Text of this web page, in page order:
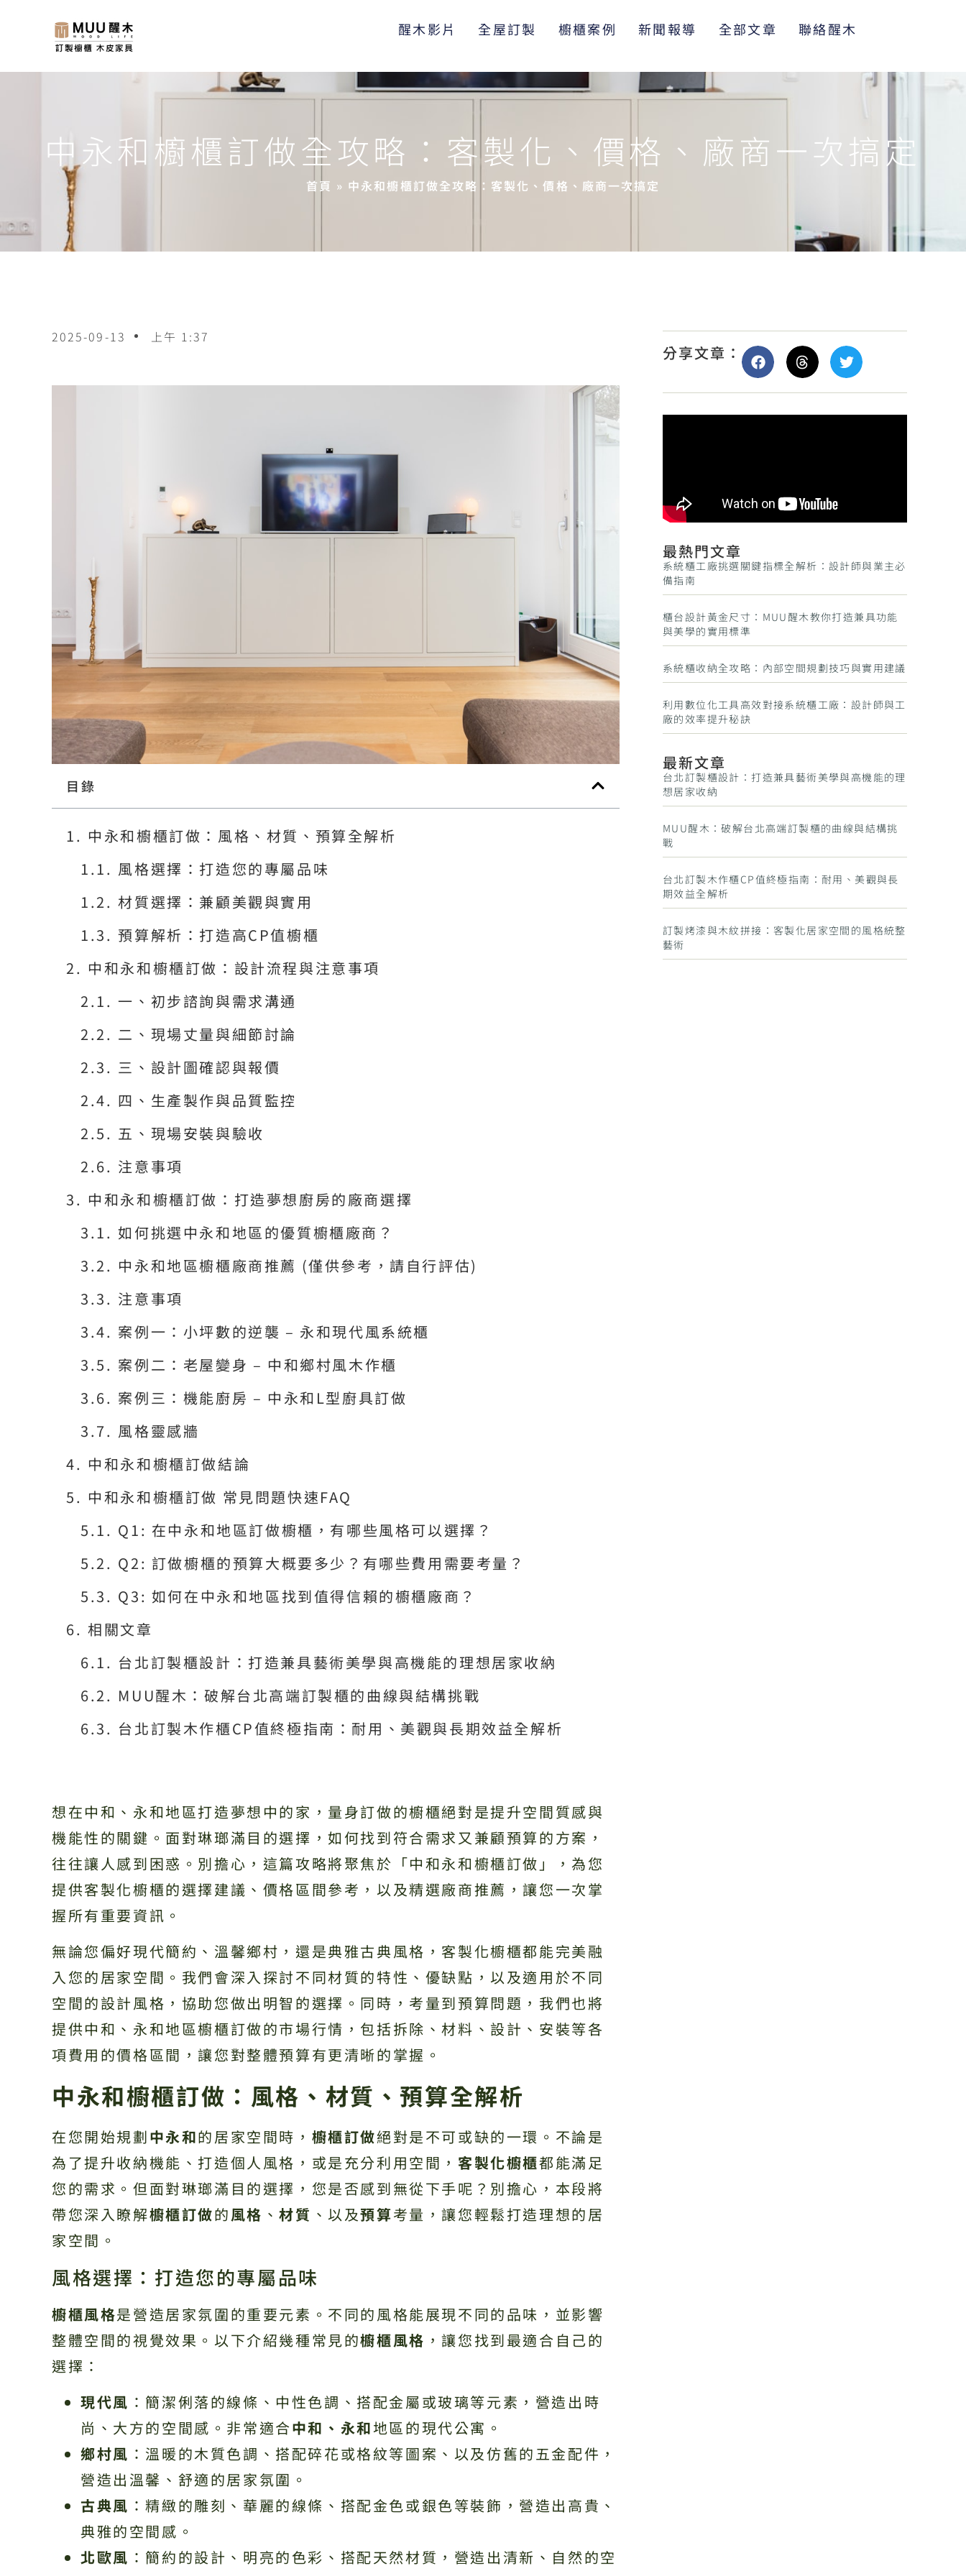
醒木影片 全屋訂製 櫥櫃案例 新聞報導 全部文章 聯絡醒木
中永和櫥櫃訂做全攻略：客製化、價格、廠商一次搞定
首頁 » 中永和櫥櫃訂做全攻略：客製化、價格、廠商一次搞定
2025-09-13 上午 1:37
目錄
中永和櫥櫃訂做：風格、材質、預算全解析
風格選擇：打造您的專屬品味
材質選擇：兼顧美觀與實用
預算解析：打造高CP值櫥櫃
中和永和櫥櫃訂做：設計流程與注意事項
一、初步諮詢與需求溝通
二、現場丈量與細節討論
三、設計圖確認與報價
四、生產製作與品質監控
五、現場安裝與驗收
注意事項
中和永和櫥櫃訂做：打造夢想廚房的廠商選擇
如何挑選中永和地區的優質櫥櫃廠商？
中永和地區櫥櫃廠商推薦 (僅供參考，請自行評估)
注意事項
案例一：小坪數的逆襲 – 永和現代風系統櫃
案例二：老屋變身 – 中和鄉村風木作櫃
案例三：機能廚房 – 中永和L型廚具訂做
風格靈感牆
中和永和櫥櫃訂做結論
中和永和櫥櫃訂做 常見問題快速FAQ
Q1: 在中永和地區訂做櫥櫃，有哪些風格可以選擇？
Q2: 訂做櫥櫃的預算大概要多少？有哪些費用需要考量？
Q3: 如何在中永和地區找到值得信賴的櫥櫃廠商？
相關文章
台北訂製櫃設計：打造兼具藝術美學與高機能的理想居家收納
MUU醒木：破解台北高端訂製櫃的曲線與結構挑戰
台北訂製木作櫃CP值終極指南：耐用、美觀與長期效益全解析
想在中和、永和地區打造夢想中的家，量身訂做的櫥櫃絕對是提升空間質感與
機能性的關鍵。面對琳瑯滿目的選擇，如何找到符合需求又兼顧預算的方案，
往往讓人感到困惑。別擔心，這篇攻略將聚焦於「中和永和櫥櫃訂做」，為您
提供客製化櫥櫃的選擇建議、價格區間參考，以及精選廠商推薦，讓您一次掌
握所有重要資訊。
無論您偏好現代簡約、溫馨鄉村，還是典雅古典風格，客製化櫥櫃都能完美融
入您的居家空間。我們會深入探討不同材質的特性、優缺點，以及適用於不同
空間的設計風格，協助您做出明智的選擇。同時，考量到預算問題，我們也將
提供中和、永和地區櫥櫃訂做的市場行情，包括拆除、材料、設計、安裝等各
項費用的價格區間，讓您對整體預算有更清晰的掌握。
中永和櫥櫃訂做：風格、材質、預算全解析
在您開始規劃中永和的居家空間時， 櫥櫃訂做絕對是不可或缺的一環。不論是
為了提升收納機能、打造個人風格，或是充分利用空間， 客製化櫥櫃都能滿足
您的需求。但面對琳瑯滿目的選擇，您是否感到無從下手呢？別擔心，本段將
帶您深入瞭解櫥櫃訂做的風格 、材質 、以及預算考量，讓您輕鬆打造理想的居
家空間。
風格選擇：打造您的專屬品味
櫥櫃風格是營造居家氛圍的重要元素。不同的風格能展現不同的品味，並影響
整體空間的視覺效果。以下介紹幾種常見的櫥櫃風格 ，讓您找到最適合自己的
選擇：
現代風 ：簡潔俐落的線條、中性色調、搭配金屬或玻璃等元素，營造出時
尚、大方的空間感。非常適合中和、永和地區的現代公寓。
鄉村風 ：溫暖的木質色調、搭配碎花或格紋等圖案、以及仿舊的五金配件，
營造出溫馨、舒適的居家氛圍。
古典風 ：精緻的雕刻、華麗的線條、搭配金色或銀色等裝飾，營造出高貴、
典雅的空間感。
北歐風 ：簡約的設計、明亮的色彩、搭配天然材質，營造出清新、自然的空
分享文章：
最熱門文章
系統櫃工廠挑選關鍵指標全解析：設計師與業主必
備指南
櫃台設計黃金尺寸：MUU醒木教你打造兼具功能
與美學的實用標準
系統櫃收納全攻略：內部空間規劃技巧與實用建議
利用數位化工具高效對接系統櫃工廠：設計師與工
廠的效率提升秘訣
最新文章
台北訂製櫃設計：打造兼具藝術美學與高機能的理
想居家收納
MUU醒木：破解台北高端訂製櫃的曲線與結構挑
戰
台北訂製木作櫃CP值終極指南：耐用、美觀與長
期效益全解析
訂製烤漆與木紋拼接：客製化居家空間的風格統整
藝術